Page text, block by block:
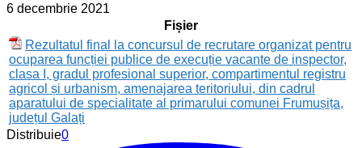
6 decembrie 2021
Fișier
Rezultatul final la concursul de recrutare organizat pentru
ocuparea funcției publice de execuție vacante de inspector,
clasa I, gradul profesional superior, compartimentul registru
agricol și urbanism, amenajarea teritoriului, din cadrul
aparatului de specialitate al primarului comunei Frumușița,
județul Galați
Distribuie0